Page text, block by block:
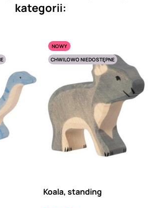
kategorii:
NOWY
CHWILOWO NIEDOSTĘPNE
Koala, standing